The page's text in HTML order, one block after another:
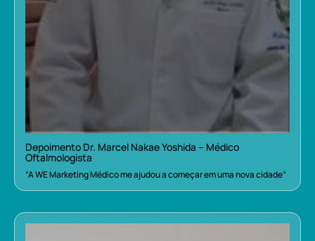
Depoimento Dr. Marcel Nakae Yoshida – Médico
Oftalmologista
“A WE Marketing Médico me ajudou a começar em uma nova cidade”